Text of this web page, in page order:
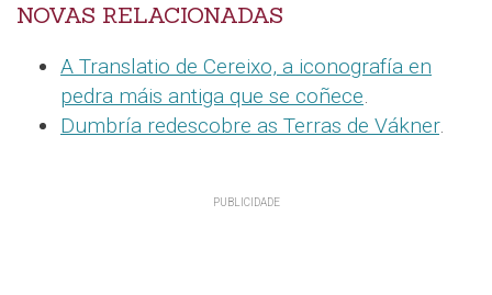
NOVAS RELACIONADAS
A Translatio de Cereixo, a iconografía en
pedra máis antiga que se coñece.
Dumbría redescobre as Terras de Vákner.